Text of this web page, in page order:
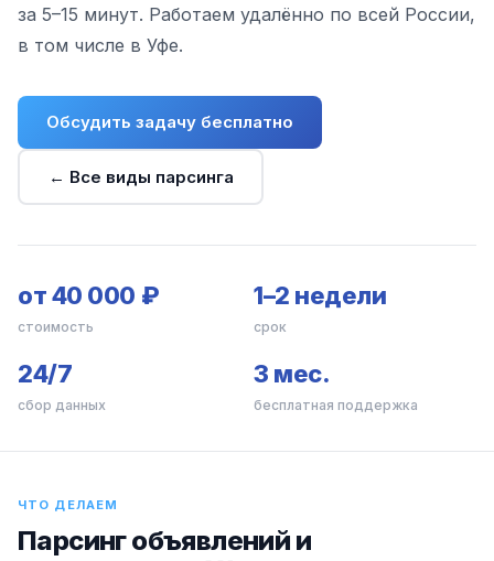
за 5–15 минут. Работаем удалённо по всей России,
в том числе в Уфе.
Обсудить задачу бесплатно
← Все виды парсинга
от 40 000 ₽
стоимость
1–2 недели
срок
24/7
сбор данных
3 мес.
бесплатная поддержка
ЧТО ДЕЛАЕМ
Парсинг объявлений и